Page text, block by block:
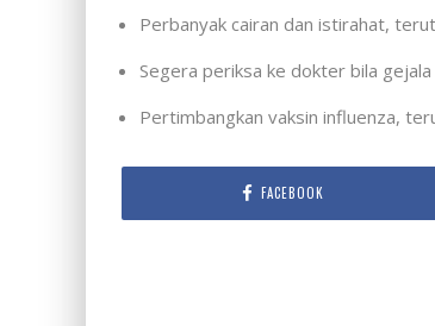
Perbanyak cairan dan istirahat,
Segera periksa ke dokter bila
Pertimbangkan vaksin influenza,
FACEBOOK